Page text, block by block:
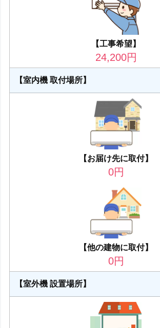
【工事希望】
24,200円
【室内機 取付場所】
【お届け先に取付】
0円
【他の建物に取付】
0円
【室外機 設置場所】